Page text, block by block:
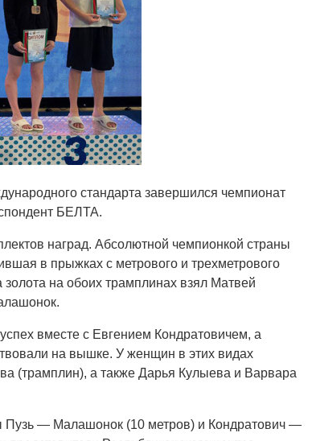
стандарта завершился чемпионат
БЕЛТА.
наград. Абсолютной чемпионкой страны
в прыжках с метрового и трехметрового
на обоих трамплинах взял Матвей
вместе с Евгением Кондратовичем, а
на вышке. У женщин в этих видах
(трамплин), а также Дарья Кулыева и Варвара
Пузь — Малашонок (10 метров) и Кондратович —